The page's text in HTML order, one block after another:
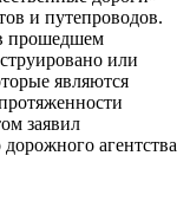
и путепроводов.
прошедшем
или
являются
заявил
агентства